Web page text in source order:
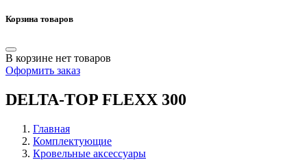
Корзина товаров
В корзине нет товаров
Оформить заказ
DELTA-TOP FLEXX 300
Главная
Комплектующие
Кровельные аксессуары